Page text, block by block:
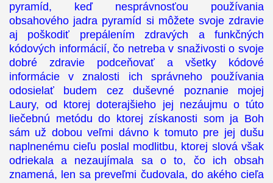
pyramíd, keď nesprávnosťou používania
obsahového jadra pyramíd si môžete svoje zdravie
aj poškodiť prepálením zdravých a funkčných
kódových informácií, čo netreba v snaživosti o svoje
dobré zdravie podceňovať a všetky kódové
informácie v znalosti ich správneho používania
odosielať budem cez duševné poznanie mojej
Laury, od ktorej doterajšieho jej nezáujmu o túto
liečebnú metódu do ktorej získanosti som ja Boh
sám už dobou veľmi dávno k tomuto pre jej dušu
naplnenému cieľu poslal modlitbu, ktorej slová však
odriekala a nezaujímala sa o to, čo ich obsah
znamená, len sa preveľmi čudovala, do akého cieľa